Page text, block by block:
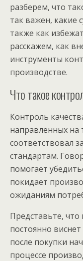
разберем, что
так важен, какие
также как
расскажем, как
инструменты
производстве.
Что такое
Контроль
направленных на
соответствовал
стандартам.
помогает
покидает
ожиданиям
Представьте,
постоянно
после покупки
процессе